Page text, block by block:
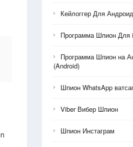
Кейлоггер Для
Программа Шпион Для
Программа Шпион на
(Android)
Шпион WhatsApp
Viber Вибер Шпион
Шпион Инстаграм